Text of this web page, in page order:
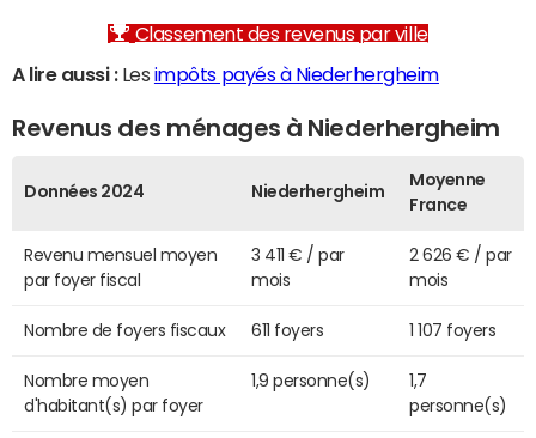
Classement des revenus par ville
A lire aussi :Les impôts payés à Niederhergheim
Revenus des ménages à Niederhergheim
Données 2024 Niederhergheim
Moyenne
France
Revenu mensuel moyen
par foyer fiscal
3 411 € / par
mois
2 626 € / par
mois
Nombre de foyers fiscaux 611 foyers 1 107 foyers
Nombre moyen
d'habitant(s) par foyer
1,9 personne(s)
1,7
personne(s)